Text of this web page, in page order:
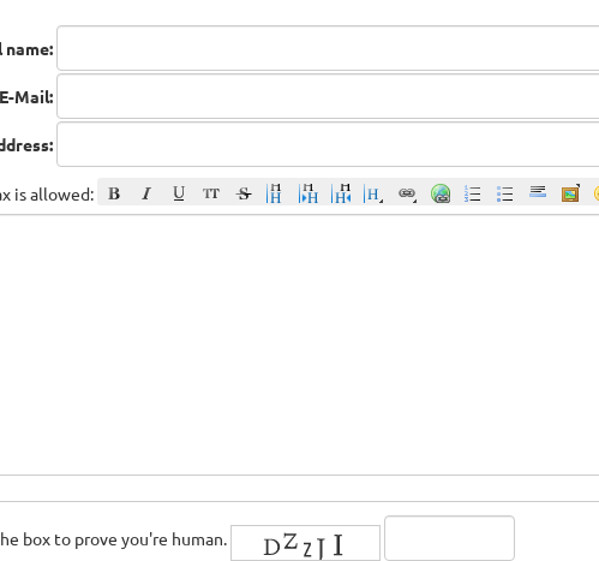
name:
E-Mail:
is allowed:
box to prove you're human.